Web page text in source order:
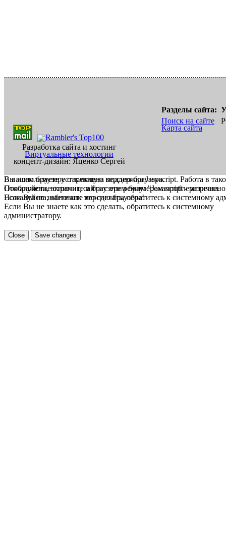
Разработка сайта и хостинг
Виртуальные технологии
концепт-дизайн: Яценко Сергей
Разделы сайта:
Поиск на сайте
Карта сайта
В вашем браузере отключена поддержка Jasvscript. Работа в
Пожалуйста, включите в браузере режим "Javascript -
Если Вы не знаете как это сделать, обратитесь к системному
Вы используете устаревшую версию браузера.
Отображение страниц сайта с этим браузером проблематична.
Пожалуйста, обновите версию браузера!
Если Вы не знаете как это сделать, обратитесь к системному
администратору.
Close Save changes